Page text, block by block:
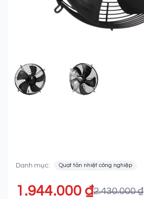
FEATURED IMAGEGALLERY IMAGE 1
Danh mục: Quạt tản nhiệt công nghiệp
1.944.000 ₫2.430.000 ₫